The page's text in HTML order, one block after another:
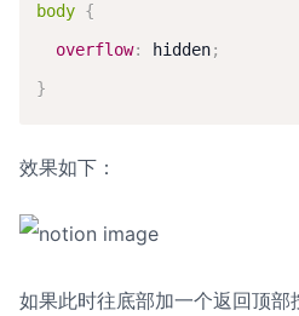
body {
overflow: hidden;
}
效果如下：
如果此时往底部加一个返回顶部